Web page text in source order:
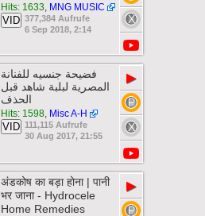
Hits: 1633, MNG MUSIC
VID 377,384 Aufrufe
6 Sep 2018, 2:14
فضيحة جنسيه للفنانة
المصرية لبلبة شاهد قبل
الحذف
Hits: 1598, Misc A-H
VID 111,115 Aufrufe
30 Aug 2017, 21:55
▶
अंडकोष का बड़ा होना | पानी
भर जाना - Hydrocele
Home Remedies
▶